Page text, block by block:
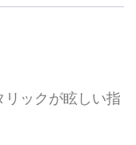
リックが眩しい指